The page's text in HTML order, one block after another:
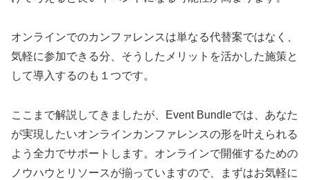
オンラインでのカンファレンスは単なる代替案ではなく、
気軽に参加できる分、そうしたメリットを活かした施策と
して導入するのも１つです。
ここまで解説してきましたが、Event Bundleでは、あなた
が実現したいオンラインカンファレンスの形を叶えられる
よう全力でサポートします。オンラインで開催するための
ノウハウとリソースが揃っていますので、まずはお気軽に